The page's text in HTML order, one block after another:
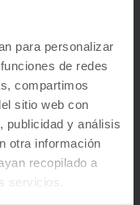
para personalizar
de redes
compartimos
sitio web con
publicidad y análisis
otra información
recopilado a
servicios.
108 120